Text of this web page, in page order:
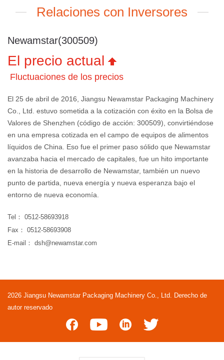
Relaciones con Inversores
Newamstar(300509)
El precio actual
Fluctuaciones de los precios
El 25 de abril de 2016, Jiangsu Newamstar Packaging Machinery
Co., Ltd. estuvo sometida a la cotización con éxito en la Bolsa de
Valores de Shenzhen (código de acción: 300509), convirtiéndose
en una empresa cotizada en el campo de equipos de alimentos
líquidos de China. Eso fue el primer paso sólido que Newamstar
avanzaba hacia el mercado de capitales, fue un hito importante
en la historia de desarrollo de Newamstar, también un nuevo
punto de partida, nueva energía y nueva esperanza bajo el
entorno de nueva economía.
Tel： 0512-58693918
Fax： 0512-58693908
E-mail： dsh@newamstar.com
2026 Jiangsu Newamstar Packaging Machinery Co., Ltd. Derecho de
autor reservado